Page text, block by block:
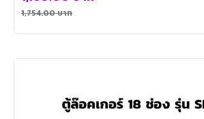
1,754.00บาท